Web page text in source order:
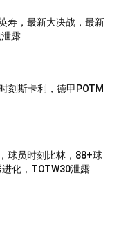
寿，最新大决战，最新
露
刻斯卡利，德甲POTM
球员时刻比林，88+球
化，TOTW30泄露